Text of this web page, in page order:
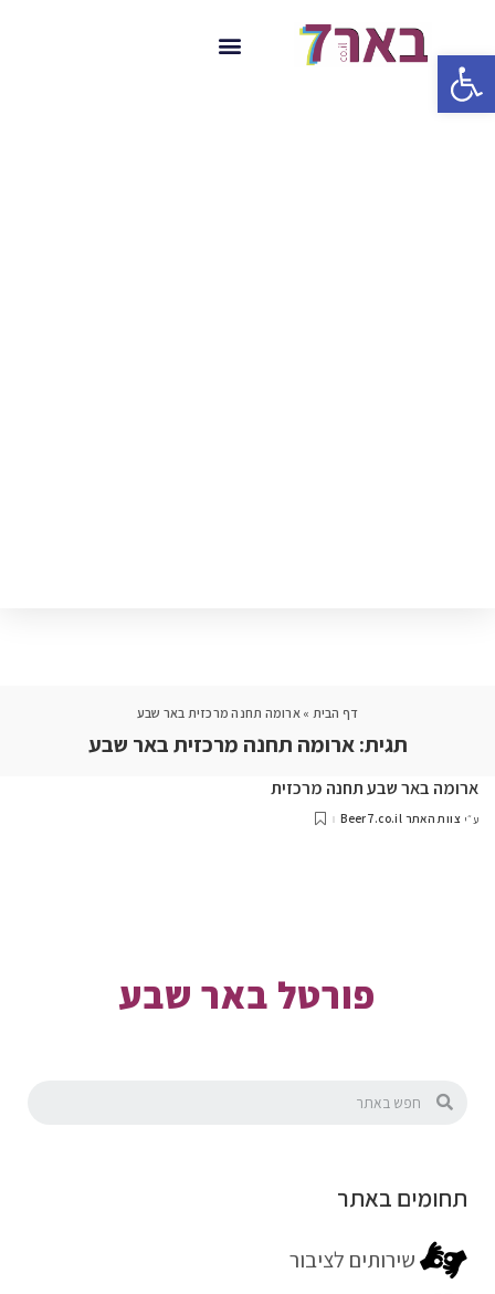
פתח סרגל נגישות
דף הבית »ארומה תחנה מרכזית באר שבע
תגית:ארומה תחנה מרכזית באר שבע
ארומה באר שבע תחנה מרכזית
ע״י צוות האתר Beer7.co.il
פורטל באר שבע
תחומים באתר
שירותים לציבור